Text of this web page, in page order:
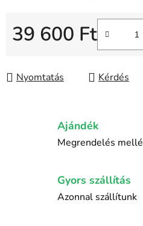
39 600 Ft
Nyomtatás Kérdés
Ajándék
Megrendelés mellé
Gyors szállítás
Azonnal szállítunk